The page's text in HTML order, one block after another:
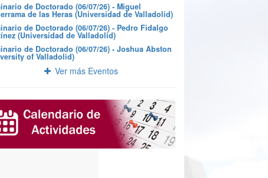
de Doctorado (06/07/26) - Miguel
de las Heras (Universidad de Valladolid)
de Doctorado (06/07/26) - Pedro Fidalgo
(Universidad de Valladolid)
de Doctorado (06/07/26) - Joshua Abston
of Valladolid)
Ver más Eventos